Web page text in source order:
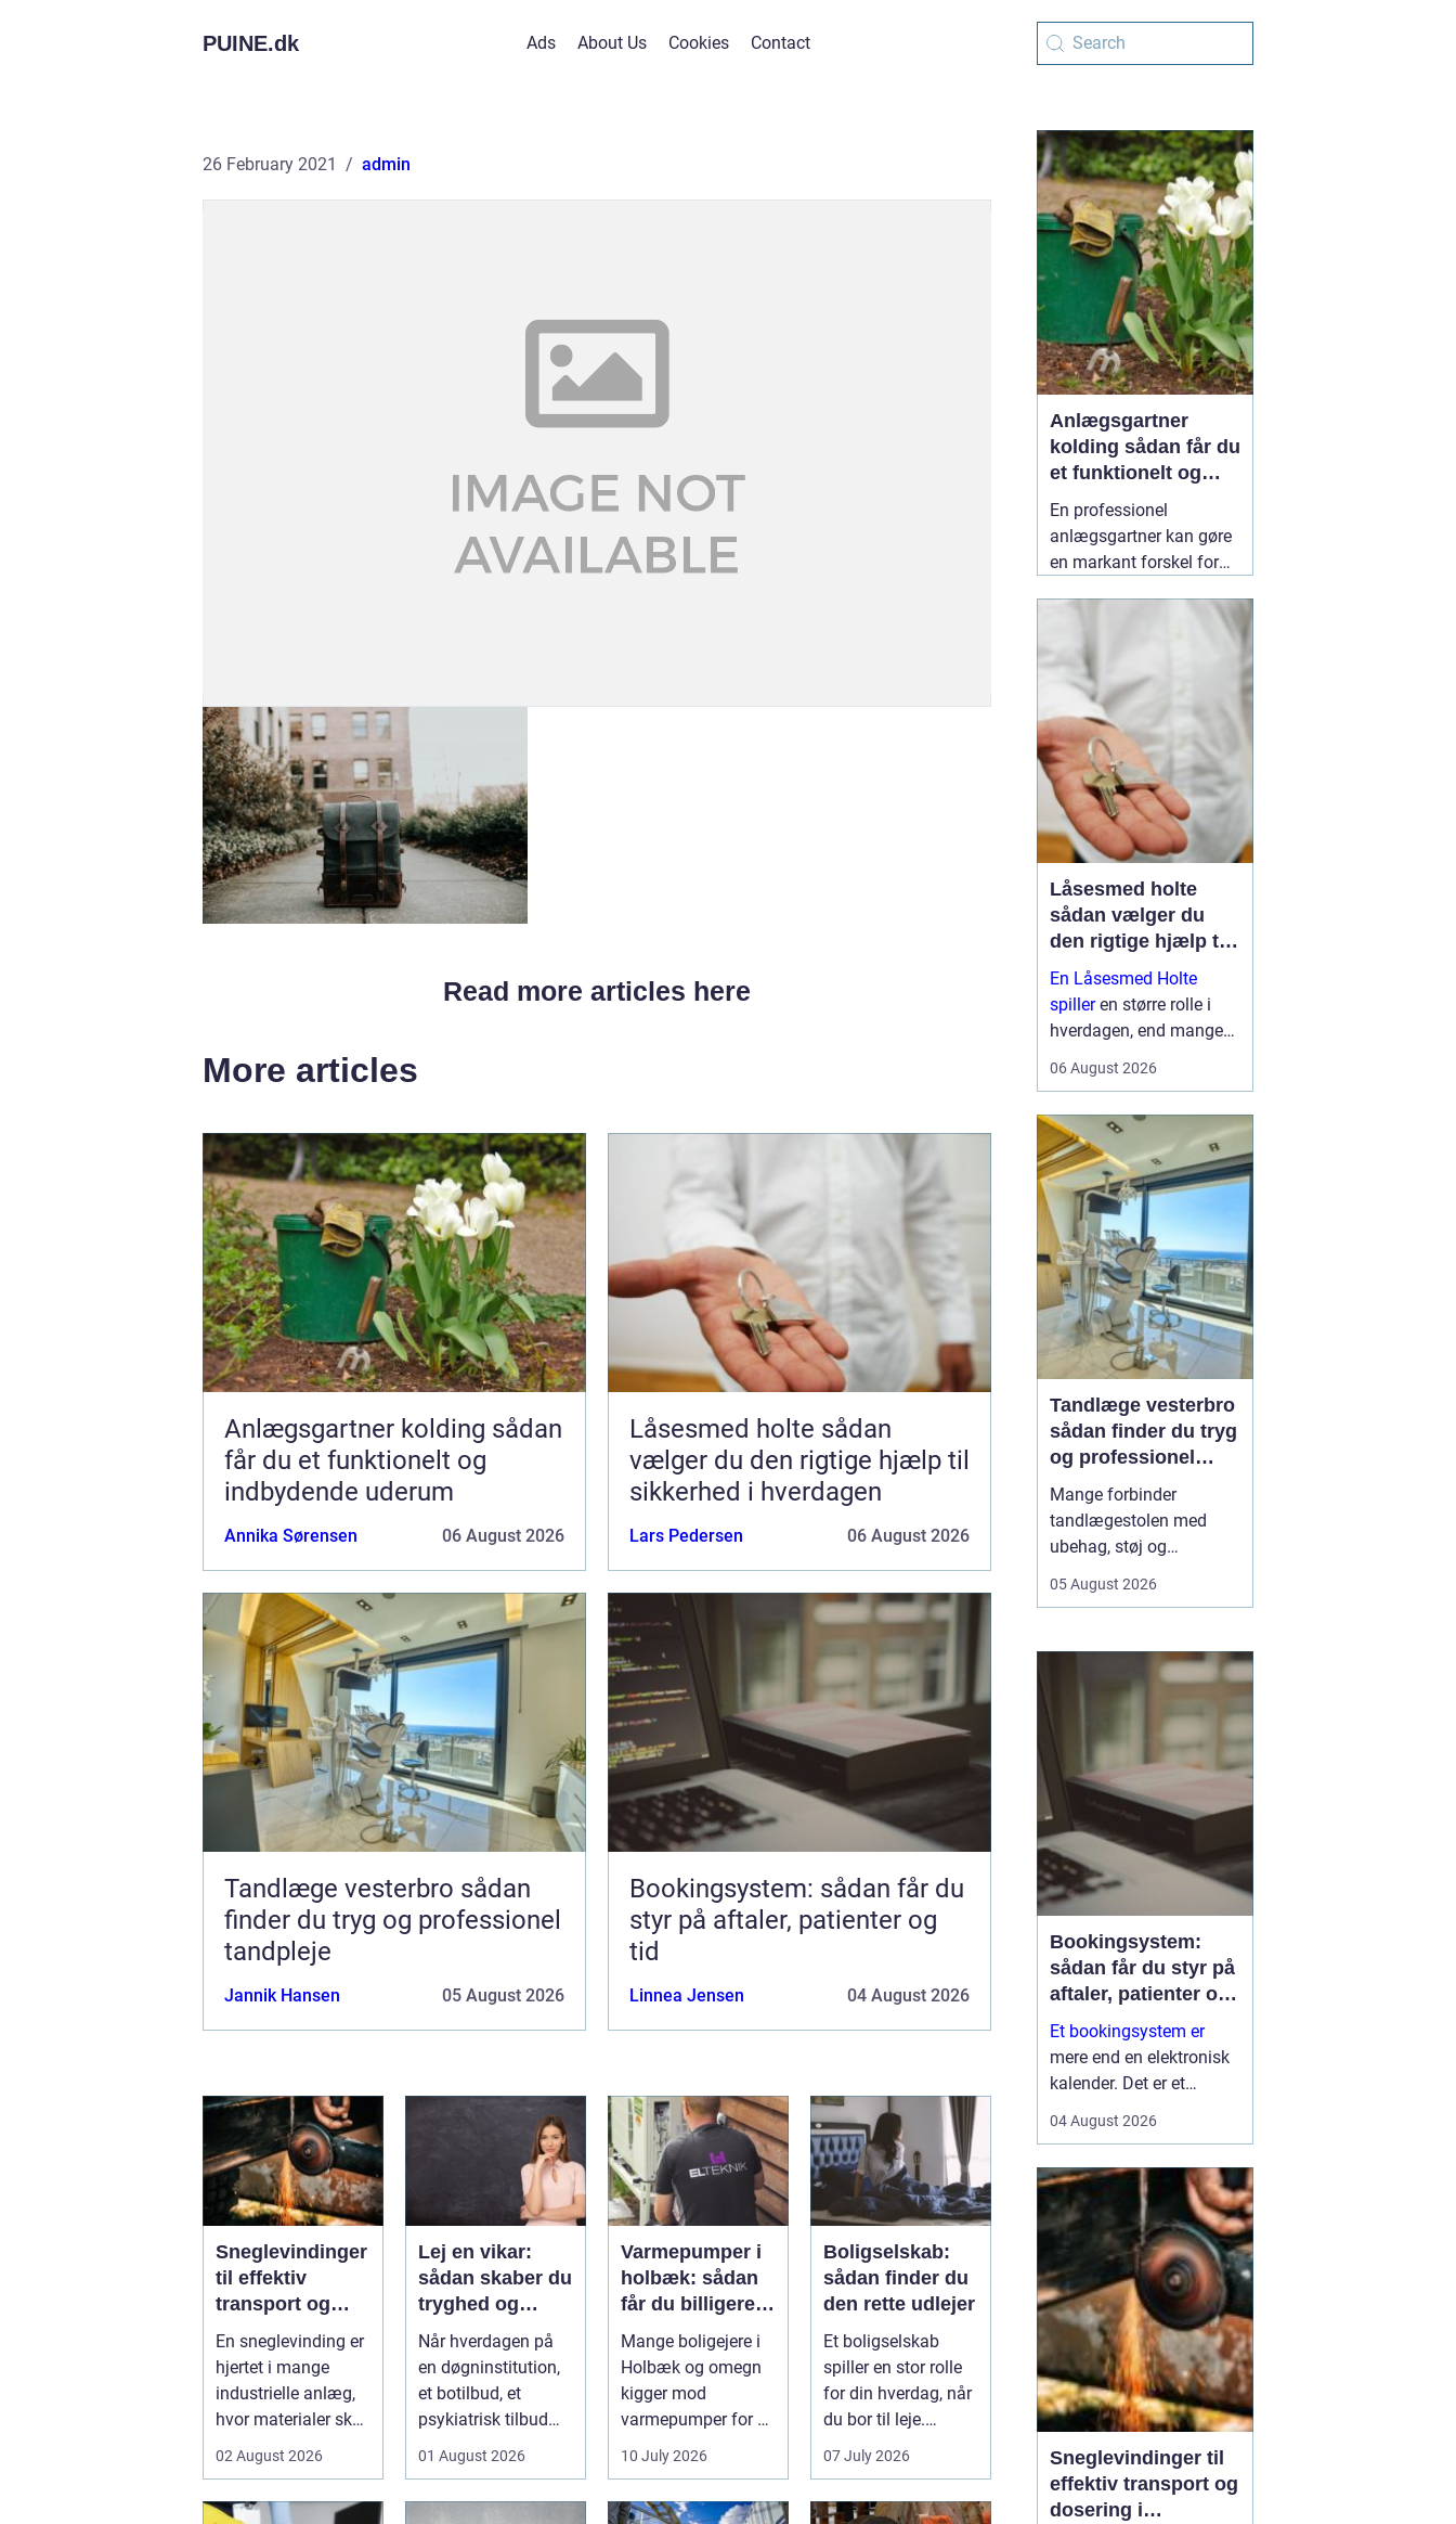
PUINE.dk Ads About Us Cookies Contact
26 February 2021 admin
Read more articles here
More articles
Anlægsgartner kolding sådan
får du et funktionelt og
indbydende uderum
Annika Sørensen 06 August 2026
Låsesmed holte sådan
vælger du den rigtige hjælp til
sikkerhed i hverdagen
Lars Pedersen 06 August 2026
Tandlæge vesterbro sådan
finder du tryg og professionel
tandpleje
Jannik Hansen 05 August 2026
Bookingsystem: sådan får du
styr på aftaler, patienter og
tid
Linnea Jensen 04 August 2026
Sneglevindinger
til effektiv
transport og
dosering i
industrien
En sneglevinding er
hjertet i mange
industrielle anlæg,
hvor materialer skal
02 August 2026
Lej en vikar:
sådan skaber du
tryghed og
fleksibilitet i
hverdagen
Når hverdagen på
en døgninstitution,
et botilbud, et
psykiatrisk tilbud
pludselig ænd...
01 August 2026
Varmepumper i
holbæk: sådan
får du billigere
varme og bedre
indeklima
Mange boligejere i
Holbæk og omegn
kigger mod
varmepumper for at
sænke
varmeregningen og
få et sunde...
10 July 2026
Boligselskab:
sådan finder du
den rette udlejer
Et boligselskab
spiller en stor rolle
for din hverdag, når
du bor til leje.
Huslejen, vedligeh...
07 July 2026
Anlægsgartner
kolding sådan får du
et funktionelt og
indbydende uderum
En professionel
anlægsgartner kan gøre
en markant forskel for
funktion i haven. Mange
oplever, at det kan være
svært at få
udendørsarealer til at
fungere i hverdagen. Her
kan06 August 2026
Låsesmed holte
sådan vælger du
den rigtige hjælp til
sikkerhed i
hverdagen
En Låsesmed Holte
spilleren større rolle i
hverdagen, end mange
nøglen knækker i låsen,
der skal opgraderes til
mere moderne
sikkerhedsløsnin...
06 August 2026
Tandlæge vesterbro
sådan finder du tryg
og professionel
tandpleje
Mange forbinder
tandlægestolen med
ubehag, støj og
regelmæssige besøg
sundhed og livskvalitet.
du søger tandlæge
, handler det
derfor ikke kun om...
05 August 2026
Bookingsystem:
sådan får du styr på
aftaler, patienter og
tid
Et bookingsystem er
mere end en elektronisk
kalender. Det er et
klinikker, behandlere og
at få bedre overblik over
tid, ressourcer og
kontakt til patienter eller
kun...
04 August 2026
Sneglevindinger til
effektiv transport og
dosering i